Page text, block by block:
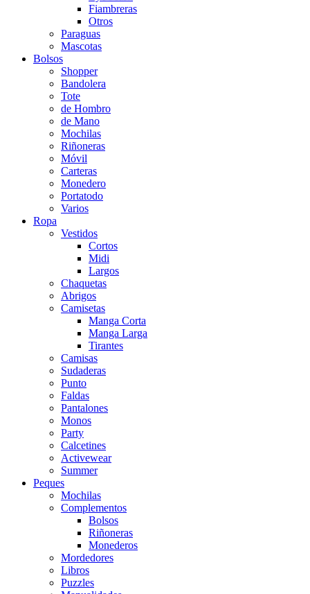
Fiambreras
Otros
Paraguas
Mascotas
Bolsos
Shopper
Bandolera
Tote
de Hombro
de Mano
Mochilas
Riñoneras
Móvil
Carteras
Monedero
Portatodo
Varios
Ropa
Vestidos
Cortos
Midi
Largos
Chaquetas
Abrigos
Camisetas
Manga Corta
Manga Larga
Tirantes
Camisas
Sudaderas
Punto
Faldas
Pantalones
Monos
Party
Calcetines
Activewear
Summer
Peques
Mochilas
Complementos
Bolsos
Riñoneras
Monederos
Mordedores
Libros
Puzzles